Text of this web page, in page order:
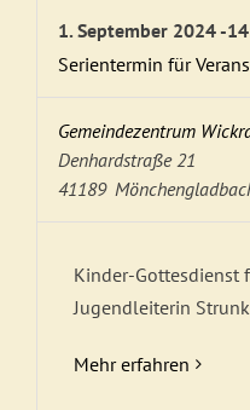
1. September 2024 -
Serientermin für
Gemeindezentrum
Denhardstraße 21
41189
Kinder-Gottesdienst
Jugendleiterin
Mehr erfahren